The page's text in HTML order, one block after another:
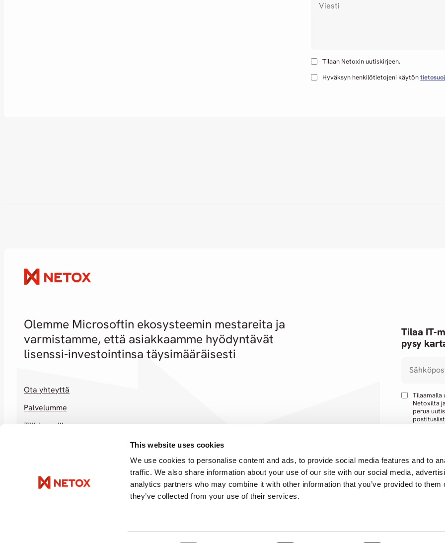
This website uses cookies
We use cookies to personalise content and ads, to provide social media features and to
traffic. We also share information about your use of our site with our social media,
analytics partners who may combine it with other information that you’ve provided to them
they’ve collected from your use of their services.
Viesti
Tilaan Netoxin uutiskirjeen.
Hyväksyn henkilötietojeni käytön
Olemme Microsoftin ekosysteemin mestareita ja
varmistamme, että asiakkaamme hyödyntävät
lisenssi-investointinsa täysimääräisesti
Ota yhteyttä
Palvelumme
Töihin meille
Tilaa IT-
pysy
Tilaamalla
Netoxilta
perua